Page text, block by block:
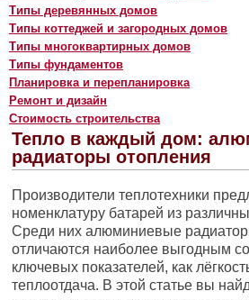
Типы деревянных домов
Типы коттеджей и загородных домов
Типы многоквартирных домов
Типы фундаментов
Планировка и перепланировка
Ремонт и дизайн
Стоимость строительства
Тепло в каждый дом:
радиаторы отопления
Производители теплотехники
номенклатуру батарей из
Среди них алюминиевые
отличаются наиболее выгодным
ключевых показателей, как
теплоотдача. В этой статье вы